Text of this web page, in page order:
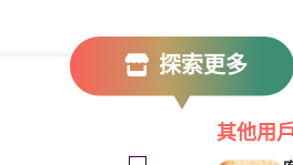
探索更多
其他用